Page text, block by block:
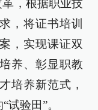
，根据职业技
，将证书培训
，实现课证双
养、彰显职教
培养新范式，
验田”。